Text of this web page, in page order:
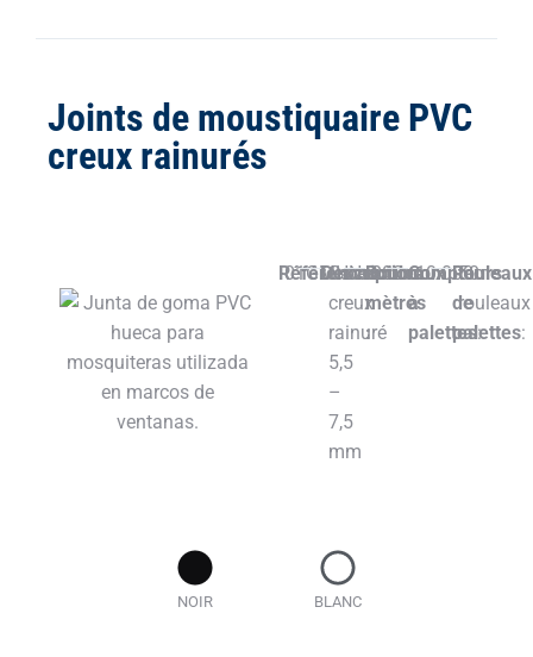
Joints de moustiquaire PVC
creux rainurés
Référence::
01GMHNDescription:
Caoutchouc
creux
rainuré
5,5
–
7,5
mm
Rouleaux
mètres
:
200mCompteurs
à
palettes:
10.000mRouleaux
de
palettes:
50
rouleaux
NOIR BLANC